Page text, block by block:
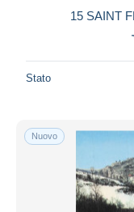
15 SAINT
Stato
Nuovo